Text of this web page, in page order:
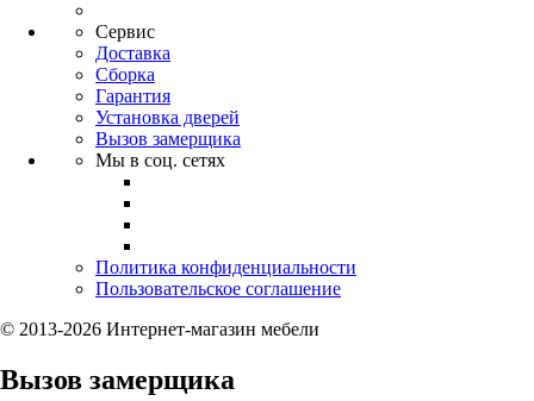
Сервис
Доставка
Сборка
Гарантия
Установка дверей
Вызов замерщика
Мы в соц. сетях
Политика конфиденциальности
Пользовательское соглашение
© 2013-2026 Интернет-магазин мебели
Вызов замерщика